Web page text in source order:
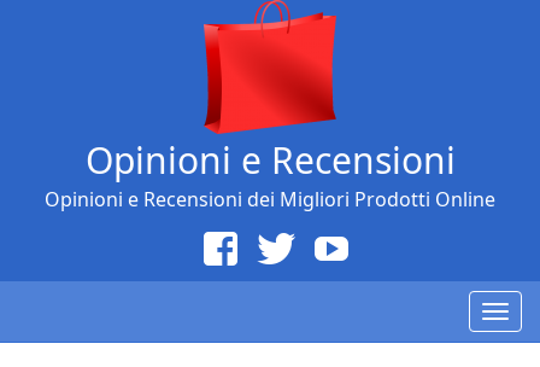
Opinioni e Recensioni
Opinioni e Recensioni dei Migliori Prodotti Online